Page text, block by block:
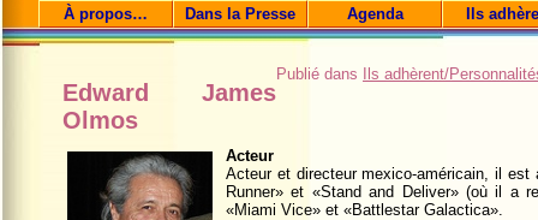
À propos… Dans la Presse Agenda Ils
Publié dans Ils adhèrent/
Edward James
Olmos
Acteur
Acteur et directeur mexico-américain, il
Runner» et «Stand and Deliver» (où il a
«Miami Vice» et «Battlestar Galactica».